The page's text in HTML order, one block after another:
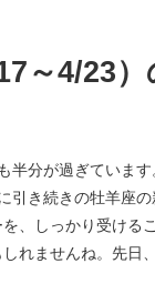
～4/23
半分が過ぎていま
引き続きの牡羊座
、しっかり受ける
れませんね。先日